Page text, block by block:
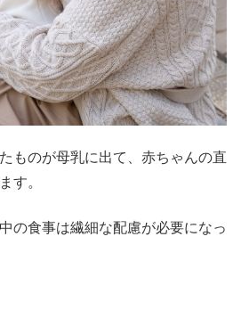
ものが母乳に出て、赤ちゃんの直
す。
の食事は繊細な配慮が必要になっ